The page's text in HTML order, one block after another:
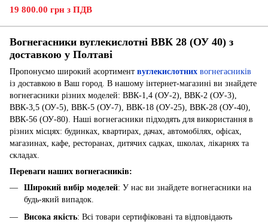
19 800.00 грн з ПДВ
Вогнегасники вуглекислотні ВВК 28 (ОУ 40) з
доставкою у Полтаві
Пропонуємо широкий асортимент вуглекислотних вогнегасників
із доставкою в Ваш город. В нашому інтернет-магазині ви знайдете
вогнегасники різних моделей: ВВК-1,4 (ОУ-2), ВВК-2 (ОУ-3),
ВВК-3,5 (ОУ-5), ВВК-5 (ОУ-7), ВВК-18 (ОУ-25), ВВК-28 (ОУ-40),
ВВК-56 (ОУ-80). Наші вогнегасники підходять для використання в
різних місцях: будинках, квартирах, дачах, автомобілях, офісах,
магазинах, кафе, ресторанах, дитячих садках, школах, лікарнях та
складах.
Переваги наших вогнегасників:
Широкий вибір моделей: У нас ви знайдете вогнегасники на
будь-який випадок.
Висока якість: Всі товари сертифіковані та відповідають